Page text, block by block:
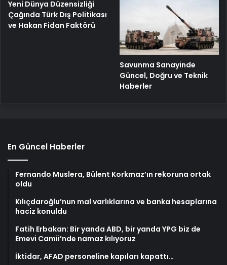
Yeni Dünya Düzensizliği
Çağında Türk Dış Politikası
ve Hakan Fidan Faktörü
Savunma Sanayinde
Güncel, Doğru ve Teknik
Haberler
En Güncel Haberler
Fernando Muslera, Bülent Korkmaz’ın rekoruna ortak
oldu
Kılıçdaroğlu’nun mal varlıklarına ve banka hesaplarına
haciz konuldu
Fatih Erbakan: Bir yanda ABD, bir yanda YPG biz de
Emevi Camii’nde namaz kılıyoruz
İktidar, AFAD personeline kapıları kapattı…